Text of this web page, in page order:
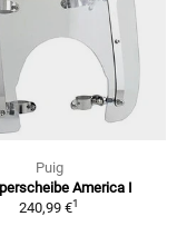
Puig
America I
240,99 €1